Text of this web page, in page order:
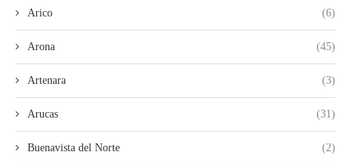
Arico (6)
Arona (45)
Artenara (3)
Arucas (31)
Buenavista del Norte (2)